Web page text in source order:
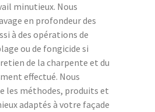
minutieux. Nous
en profondeur des
à des opérations de
ou de fongicide si
de la charpente et du
effectué. Nous
les méthodes, produits et
adaptés à votre façade